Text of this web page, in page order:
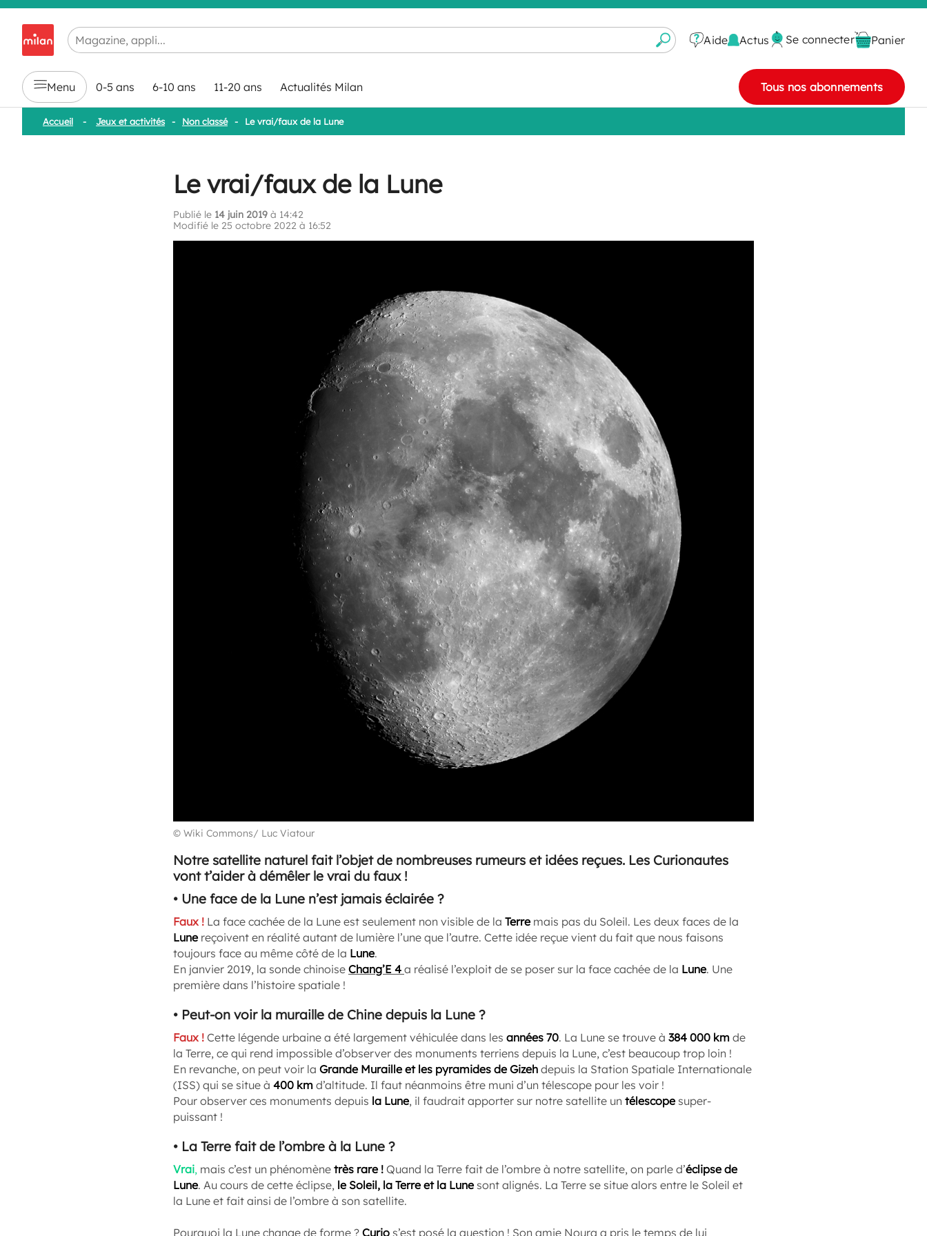
Chargement en cours...
Aide Actus Se connecter Panier
Menu 0-5 ans 6-10 ans 11-20 ans Actualités Milan Tous nos abonnements
Accueil - Jeux et activités - Non classé - Le vrai/faux de la Lune
Le vrai/faux de la Lune
Publié le 14 juin 2019 à 14:42
Modifié le 25 octobre 2022 à 16:52
© Wiki Commons/ Luc Viatour
Notre satellite naturel fait l’objet de nombreuses rumeurs et idées reçues. Les Curionautes
vont t’aider à démêler le vrai du faux !
• Une face de la Lune n’est jamais éclairée ?
Faux ! La face cachée de la Lune est seulement non visible de la Terremais pas du Soleil. Les deux faces de la
Lunereçoivent en réalité autant de lumière l’une que l’autre. Cette idée reçue vient du fait que nous faisons
toujours face au même côté de la Lune.
En janvier 2019, la sonde chinoise Chang’E 4 a réalisé l’exploit de se poser sur la face cachée de la Lune. Une
première dans l’histoire spatiale !
• Peut-on voir la muraille de Chine depuis la Lune ?
Faux ! Cette légende urbaine a été largement véhiculée dans les années 70. La Lune se trouve à 384 000 km de
la Terre, ce qui rend impossible d’observer des monuments terriens depuis la Lune, c’est beaucoup trop loin !
En revanche, on peut voir la Grande Muraille et les pyramides de Gizeh depuis la Station Spatiale Internationale
(ISS) qui se situe à 400 km d’altitude. Il faut néanmoins être muni d’un télescope pour les voir !
Pour observer ces monuments depuis la Lune, il faudrait apporter sur notre satellite un télescopesuper-
puissant !
• La Terre fait de l’ombre à la Lune ?
Vrai, mais c’est un phénomène très rare ! Quand la Terre fait de l’ombre à notre satellite, on parle d’éclipse de
Lune. Au cours de cette éclipse, le Soleil, la Terre et la Lunesont alignés. La Terre se situe alors entre le Soleil et
la Lune et fait ainsi de l’ombre à son satellite.
Pourquoi la Lune change de forme ? Curio s’est posé la question ! Son amie Noura a pris le temps de lui